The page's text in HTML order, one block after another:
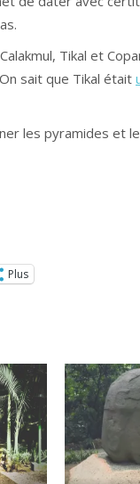
Tikal et
sait que Tikal était
les pyramides et
Plus